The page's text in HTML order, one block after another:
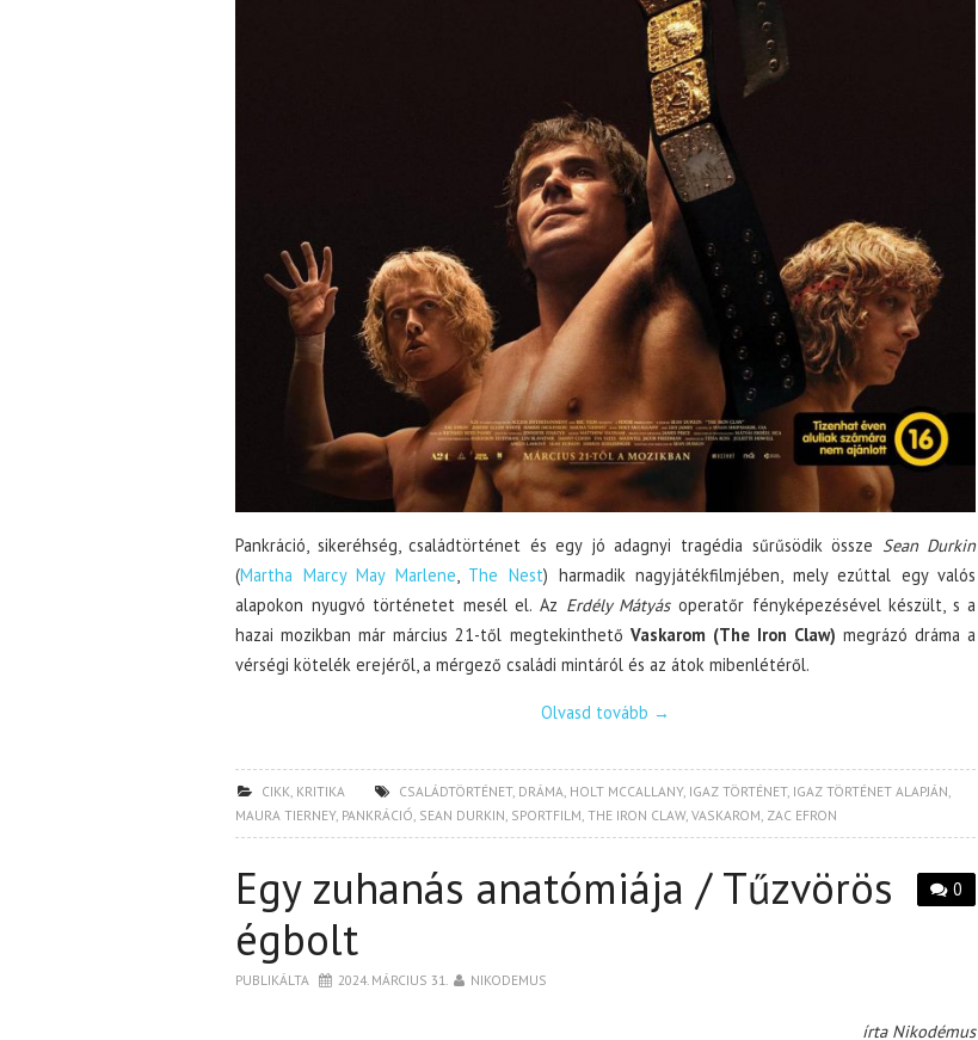
Pankráció, sikeréhség, családtörténet és egy jó adagnyi tragédia sűrűsödik össze Sean Durkin
(Martha Marcy May Marlene, The Nest) harmadik nagyjátékfilmjében, mely ezúttal egy valós
alapokon nyugvó történetet mesél el. Az Erdély Mátyásoperatőr fényképezésével készült, s a
hazai mozikban már március 21-től megtekinthető Vaskarom (The Iron Claw) megrázó dráma a
vérségi kötelék erejéről, a mérgező családi mintáról és az átok mibenlétéről.
Olvasd tovább →
CIKK, KRITIKA CSALÁDTÖRTÉNET, DRÁMA, HOLT MCCALLANY, IGAZ TÖRTÉNET, IGAZ TÖRTÉNET ALAPJÁN,
MAURA TIERNEY, PANKRÁCIÓ, SEAN DURKIN, SPORTFILM, THE IRON CLAW, VASKAROM, ZAC EFRON
0
Egy zuhanás anatómiája / Tűzvörös
égbolt
PUBLIKÁLTA 2024. MÁRCIUS 31. NIKODEMUS
írta Nikodémus